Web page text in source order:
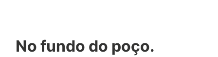
No fundo do poço.